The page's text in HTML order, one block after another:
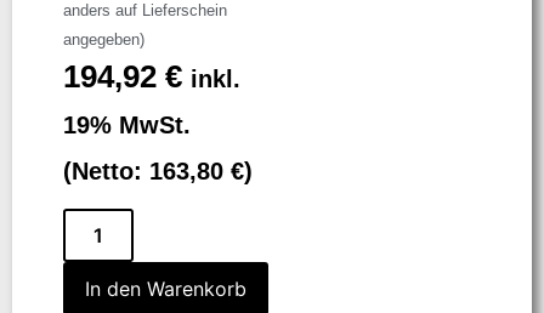
anders auf Lieferschein
angegeben)
194,92 € inkl.
19% MwSt.
(Netto: 163,80 €)
In den Warenkorb